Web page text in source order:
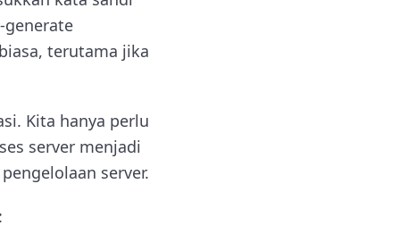
terutama jika
Kita hanya perlu
server menjadi
server.